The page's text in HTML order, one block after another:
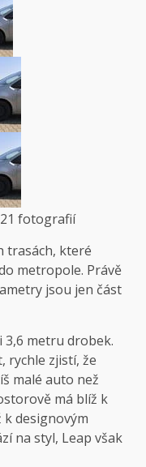
fotografií
trasách, které
metropole. Právě
jsou jen část
3,6 metru drobek.
rychle zjistí, že
malé auto než
má blíž k
k designovým
na styl, Leap však